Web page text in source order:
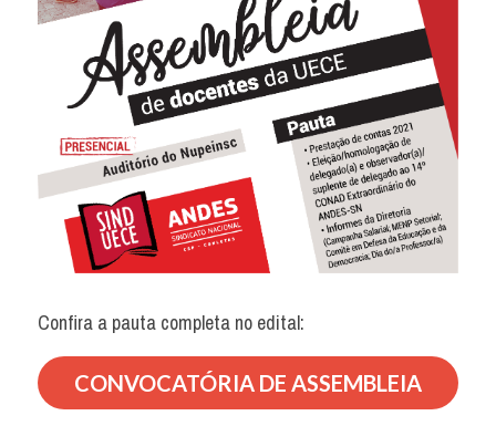
Confira a pauta completa no edital:
CONVOCATÓRIA DE ASSEMBLEIA